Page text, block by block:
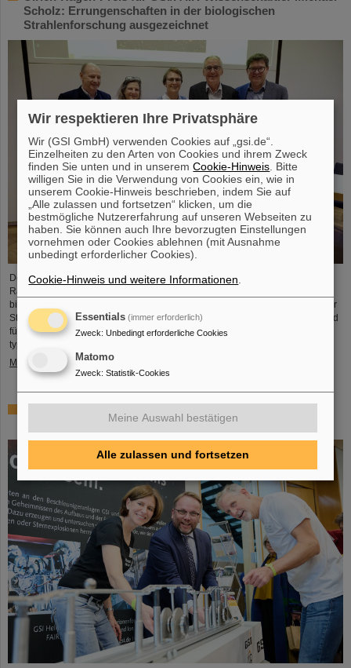
Scholz: Errungenschaften in der biologischen
Strahlenforschung ausgezeichnet
Der GSI/FAIR-Wissenschaftler Privatdozent Dr. Michael Scholz wurde im
Rahmen der diesjährigen Jahrestagung der Deutschen Gesellschaft für
biologische Strahlenforschung (DeGBS) in München für seine Beiträge in der
Strahlenforschung mit dem Ulrich-Hagen-Preis ausgezeichnet. Der Preis wird
für herausragende Verdienste in der deutschen Strahlenforschung –
typischerweise für ein Lebenswerk – vergeben.
Mehr »
in Berlin: GSI und FAIR ziehen positive Bilanz
Wir respektieren Ihre Privatsphäre
Wir (GSI GmbH) verwenden Cookies auf „gsi.de“.
Einzelheiten zu den Arten von Cookies und ihrem Zweck
finden Sie unten und in unseremCookie-Hinweis . Bitte
willigen Sie in die Verwendung von Cookies ein, wie in
unserem Cookie-Hinweis beschrieben, indem Sie auf
„Alle zulassen und fortsetzen“ klicken, um die
bestmögliche Nutzererfahrung auf unseren Webseiten zu
haben. Sie können auch Ihre bevorzugten Einstellungen
vornehmen oder Cookies ablehnen (mit Ausnahme
unbedingt erforderlicher Cookies).
Cookie-Hinweis und weitere Informationen
Essentials (immer erforderlich)
Zweck: Unbedingt erforderliche Cookies
Matomo
Zweck: Statistik-Cookies
Meine Auswahl bestätigen
Alle zulassen und fortsetzen